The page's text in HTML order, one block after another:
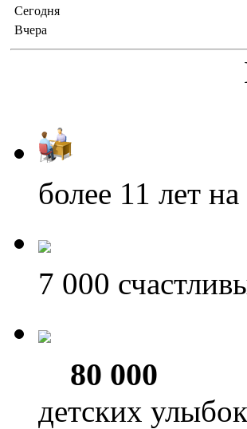
Сегодня
Вчера
более 11 лет
7 000
80 000
детских улыбок